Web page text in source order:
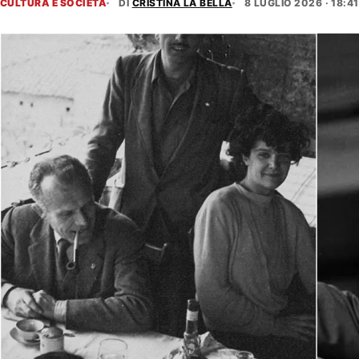
CULTURA E SOCIETÀ DI CRISTINA LA BELLA 8 LUGLIO 2026 · 18:41